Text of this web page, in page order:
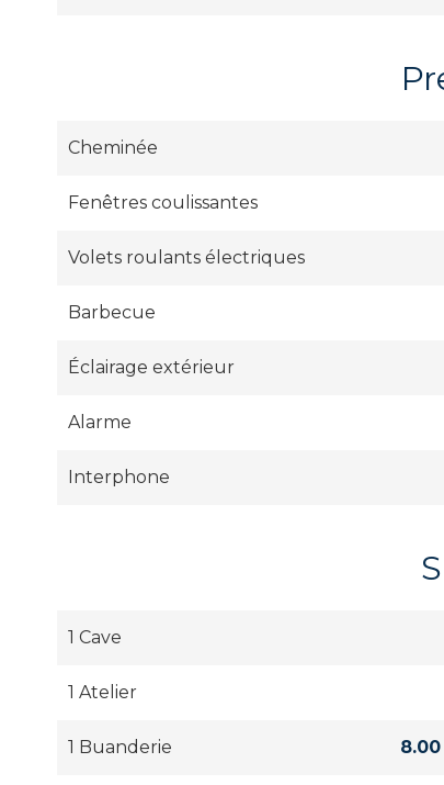
Cheminée
Fenêtres coulissantes
Volets roulants électriques
Barbecue
Éclairage extérieur
Alarme
Interphone
1 Cave
1 Atelier
1 Buanderie 8.00